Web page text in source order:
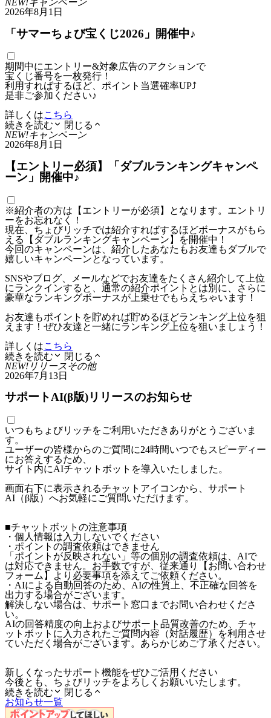
2026年8月1日
「サマーちょび宝くじ2026」開催中♪
期間中にエントリー&対象広告のアクションで
宝くじ番号を一枚発行！
利用すればするほど、ポイント当選確率UP⤴
是非ご参加ください♪
詳しくはこちら
続きを読む
閉じる
NEW!キャンペーン
2026年8月1日
【エントリー必須】「ダブルランキングキャンペ
ーン」開催中♪
※紹介者の方は【エントリーが必須】となります。エントリ
ーをお忘れなく！
現在、ちょびリッチでは紹介すればするほどボーナスがもら
える【ダブルランキングキャンペーン】を開催中！
今回のキャンペーンは、紹介したあなたもお友達もダブルで
嬉しいキャンペーンとなっています。
SNSやブログ、メールなどでお友達をたくさん紹介して上位
にランクインすると、通常の紹介ポイントとは別に、さらに
豪華なランキングボーナスが上乗せでもらえちゃいます！
お友達もポイントを貯めれば貯めるほどランキング上位を狙
えます！ぜひ友達と一緒にランキング上位を狙いましょう！
詳しくはこちら
続きを読む
閉じる
NEW! リリースその他
2026年7月13日
サポートAI(β版)リリースのお知らせ
いつもちょびリッチをご利用いただきありがとうございま
す。
ユーザーの皆様からのご質問に24時間いつでもスピーディー
にお答えするため、
サイト内にAIチャットボットを導入いたしました。
画面右下に表示されるチャットアイコンから、サポート
AI（β版）へお気軽にご質問いただけます。
■チャットボットの注意事項
・個人情報は入力しないでください
・ポイントの調査依頼はできません
「ポイントが反映されない」等の個別の調査依頼は、AIで
は対応できません。お手数ですが、従来通り【お問い合わせ
フォーム】より必要事項を添えてご依頼ください。
・AIによる自動回答のため、AIの性質上、不正確な回答を
出力する場合がございます。
解決しない場合は、サポート窓口までお問い合わせくださ
い。
AIの回答精度の向上およびサポート品質改善のため、チャ
ットボットに入力されたご質問内容（対話履歴）を利用させ
ていただく場合がございます。あらかじめご了承ください。
新しくなったサポート機能をぜひご活用ください
今後とも、ちょびリッチをよろしくお願いいたします。
続きを読む
閉じる
お知らせ一覧